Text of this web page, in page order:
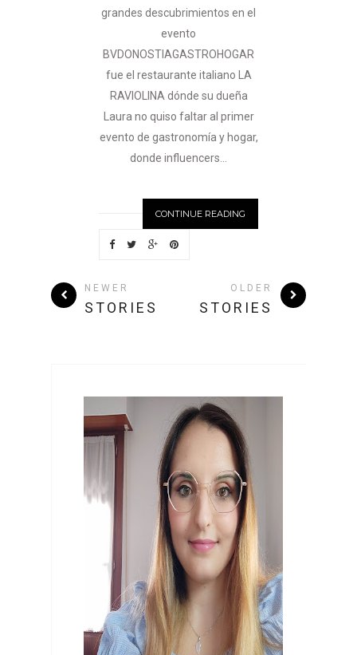
grandes descubrimientos en el
evento
BVDONOSTIAGASTROHOGAR
fue el restaurante italiano LA
RAVIOLINA dónde su dueña
Laura no quiso faltar al primer
evento de gastronomía y hogar,
donde influencers...
CONTINUE READING
NEWER
STORIES
OLDER
STORIES